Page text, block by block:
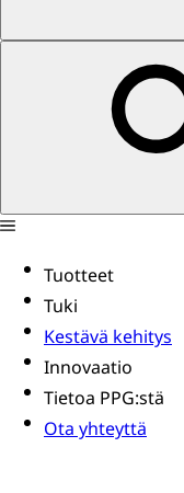
Tuotteet
Tuki
Kestävä kehitys
Innovaatio
Tietoa PPG:stä
Ota yhteyttä